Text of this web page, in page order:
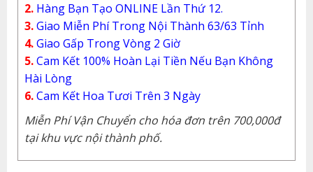
2. Hàng Bạn Tạo ONLINE Lần Thứ 12.
3.Giao Miễn Phí Trong Nội Thành 63/63 Tỉnh
4.Giao Gấp Trong Vòng 2 Giờ
5.Cam Kết 100% Hoàn Lại Tiền Nếu Bạn Không
Hài Lòng
6.Cam Kết Hoa Tươi Trên 3 Ngày
Miễn Phí Vận Chuyển cho hóa đơn trên 700,000đ
tại khu vực nội thành phố.